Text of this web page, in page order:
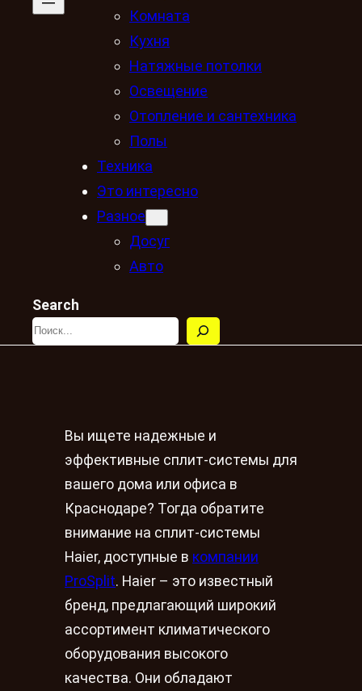
Комната
Кухня
Натяжные потолки
Освещение
Отопление и сантехника
Полы
Техника
Это интересно
Разное
Досуг
Авто
Search
Вы ищете надежные и
эффективные сплит-системы для
вашего дома или офиса в
Краснодаре? Тогда обратите
внимание на сплит-системы
Haier, доступные в компании
ProSplit. Haier – это известный
бренд, предлагающий широкий
ассортимент климатического
оборудования высокого
качества. Они обладают